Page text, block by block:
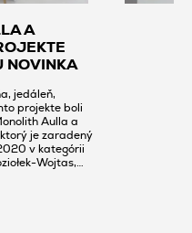
A
NOVINKA
jedáleň,
projekte boli
Aulla a
je zaradený
v kategórii
Wojtas,